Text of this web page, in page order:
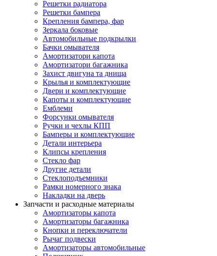
Решетки радиатора
Решетки бампера
Крепления бампера, фар
Зеркала боковые
Автомобильные подкрылки
Бачки омывателя
Амортизатори капота
Амортизатори багажника
Захист двигуна та днища
Крылья и комплектующие
Двери и комплектующие
Капоты и комплектующие
Емблеми
Форсунки омывателя
Ручки и чехлы КПП
Бамперы и комплектующие
Детали интерьера
Клипсы крепления
Стекло фар
Другие детали
Cтеклоподъемники
Рамки номерного знака
Накладки на дверь
Запчасти и расходные материалы
Амортизаторы капота
Амортизаторы багажника
Кнопки и переключатели
Рычаг подвески
Амортизаторы автомобильные